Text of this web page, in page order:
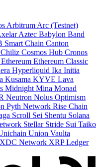
Arbitrum Arc (Testnet)
Aztec Babylon Band
Smart Chain Canton
Chiliz Cosmos Hub Cronos
Ethereum Ethereum Classic
Hyperliquid Ika Initia
Kusama KYVE Lava
Midnight Mina Monad
Neutron Nolus Optimism
Pyth Network Rise Chain
Scroll Sei Shentu Solana
Stellar Stride Sui Taiko
Union Vaulta
XDC Network XRP Ledger